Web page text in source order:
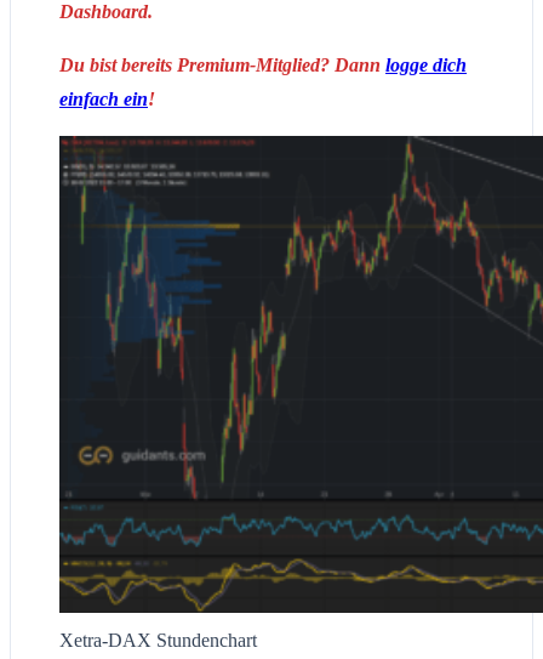
Dashboard.
Du bist bereits Premium-Mitglied? Dann logge dich
einfach ein!
Xetra-DAX Stundenchart